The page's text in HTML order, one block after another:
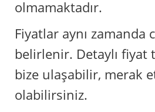
olmamaktadır.
Fiyatlar aynı
belirlenir. Detaylı
bize ulaşabilir, merak
olabilirsiniz.